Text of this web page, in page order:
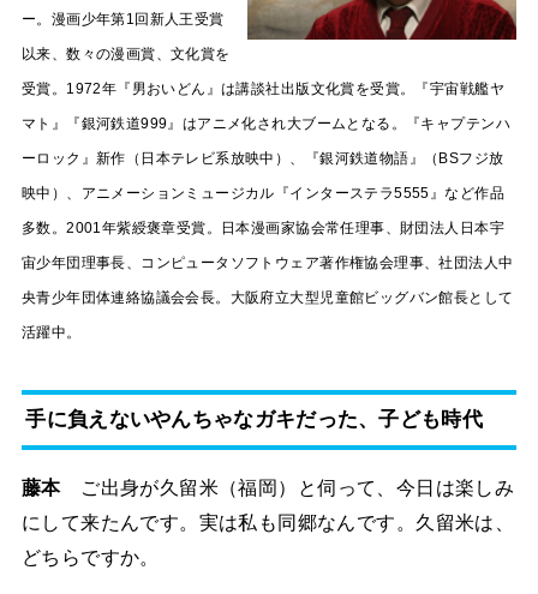
ー。漫画少年第1回新人王受賞
以来、数々の漫画賞、文化賞を
受賞。1972年『男おいどん』は講談社出版文化賞を受賞。『宇宙戦艦ヤ
マト』『銀河鉄道999』はアニメ化され大ブームとなる。『キャプテンハ
ーロック』新作（日本テレビ系放映中）、『銀河鉄道物語』（BSフジ放
映中）、アニメーションミュージカル『インターステラ5555』など作品
多数。2001年紫綬褒章受賞。日本漫画家協会常任理事、財団法人日本宇
宙少年団理事長、コンピュータソフトウェア著作権協会理事、社団法人中
央青少年団体連絡協議会会長。大阪府立大型児童館ビッグバン館長として
活躍中。
手に負えないやんちゃなガキだった、子ども時代
藤本ご出身が久留米（福岡）と伺って、今日は楽しみ
にして来たんです。実は私も同郷なんです。久留米は、
どちらですか。